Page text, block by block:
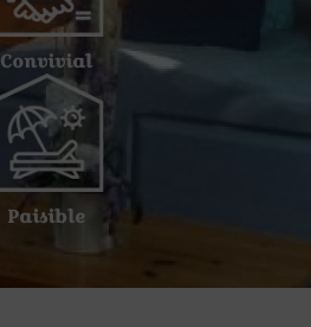
Convivial
Paisible